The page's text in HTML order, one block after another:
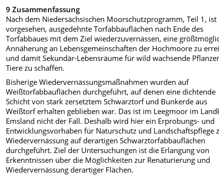
9 Zusammenfassung
Nach dem Niedersächsischen Moorschutzprogramm, Teil 1, ist
vorgesehen, ausgedehnte Torfabbauflächen nach Ende des
Torfabbaues mit dem Ziel wiederzuvernässen, eine
Annäherung an Lebensgemeinschaften der Hochmoore zu
und damit Sekundär-Lebensräume für wild wachsende
Tiere zu schaffen.
Bisherige Wiedervernässungsmaßnahmen wurden auf
Weißtorfabbauflächen durchgeführt, auf denen eine dichtende
Schicht von stark zersetztem Schwarztorf und Bunkerde aus
Weißtorf erhalten geblieben war. Das ist im Leegmoor im
Emsland nicht der Fall. Deshalb wird hier ein Erprobungs- und
Entwicklungsvorhaben für Naturschutz und Landschaftspflege
Wiedervernässung auf derartigen Schwarztorfabbauflächen
durchgeführt. Ziel der Untersuchungen ist die Erlangung von
Erkenntnissen über die Möglichkeiten zur Renaturierung und
Wiedervernässung derartiger Flächen.